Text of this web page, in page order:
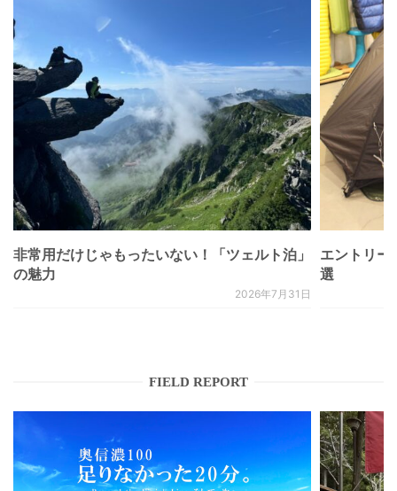
非常用だけじゃもったいない！「ツェルト泊」
の魅力
2026年7月31日
エントリー
選
FIELD REPORT